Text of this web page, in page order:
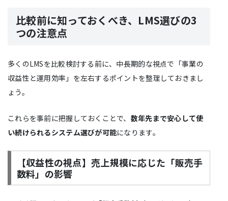
比較前に知っておくべき、LMS選びの3
つの注意点
多くのLMSを比較検討する前に、中長期的な視点で「事業の
収益性と運用効率」を左右するポイントを整理しておきまし
ょう。
これらを事前に把握しておくことで、 数年先まで安心して使
い続けられるシステム選びが可能になります。
【収益性の視点】売上規模に応じた「販売手
数料」の影響